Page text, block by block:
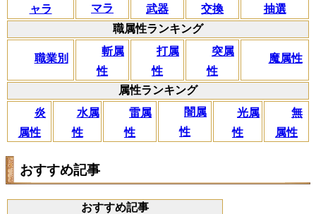
ャラ
マラ
武器
交換
抽選
職属性ランキング
職業別
斬属
性
打属
性
突属
性
魔属性
属性ランキング
炎
属性
水属
性
雷属
性
闇属
性
光属
性
無
属性
おすすめ記事
おすすめ記事